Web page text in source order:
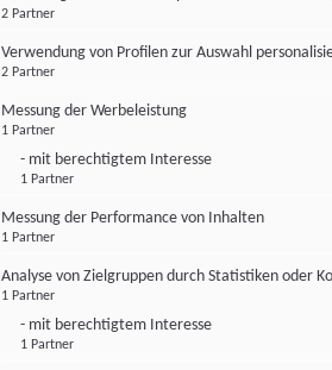
2 Partner
Verwendung von Profilen zur Auswahl
2 Partner
Messung der Werbeleistung
1 Partner
- mit berechtigtem Interesse
1 Partner
Messung der Performance von Inhalten
1 Partner
Analyse von Zielgruppen durch Statistiken oder
1 Partner
- mit berechtigtem Interesse
1 Partner